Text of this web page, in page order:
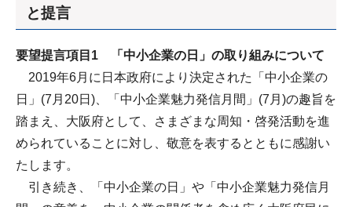
と提言
要望提言項目1 「中小企業の日」の取り組みについて
2019年6月に日本政府により決定された「中小企業の
日」(7月20日)、「中小企業魅力発信月間」(7月)の趣旨を
踏まえ、大阪府として、さまざまな周知・啓発活動を進
められていることに対し、敬意を表するとともに感謝い
たします。
引き続き、「中小企業の日」や「中小企業魅力発信月